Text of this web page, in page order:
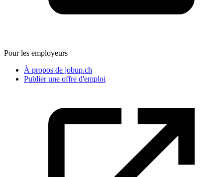
Pour les employeurs
À propos de jobup.ch
Publier une offre d'emploi